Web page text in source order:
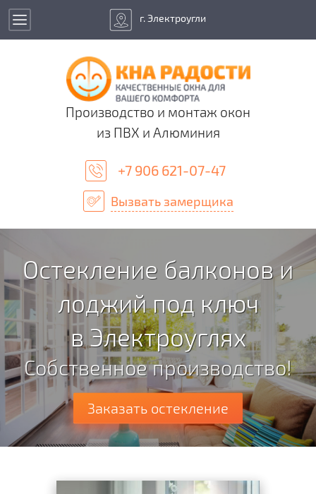
г. Электроугли
Производство и монтаж окон
из ПВХ и Алюминия
+7 906 621-07-47
Вызвать замерщика
Остекление балконов и
лоджий под ключ
в Электроуглях
Собственное производство!
Заказать остекление